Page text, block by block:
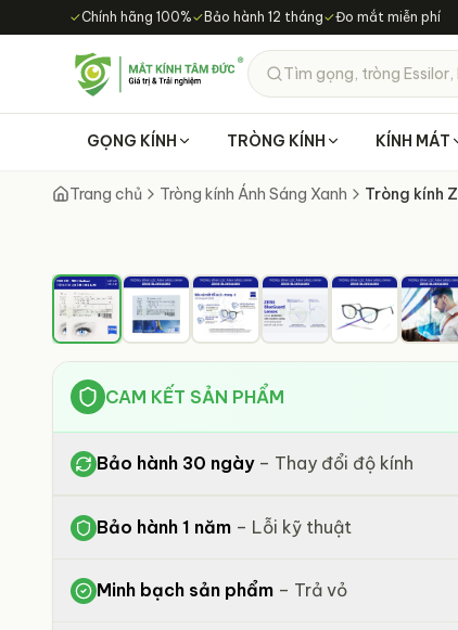
Chuyển đến nội dung chính
✓Chính hãng 100%✓ Bảo hành 12 tháng✓Đo mắt miễn phí
Tìm gọng, tròng Essilor,
GỌNG KÍNH TRÒNG KÍNH KÍNH MÁT
Trang chủ Tròng kính Ánh Sáng Xanh Tròng kính
CAM KẾT SẢN PHẨM
Bảo hành 30 ngày– Thay đổi độ kính
Bảo hành 1 năm – Lỗi kỹ thuật
Minh bạch sản phẩm – Trả vỏ